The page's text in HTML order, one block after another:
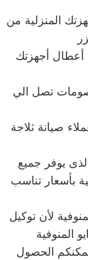
المنزلية من
أعطال أجهزتك
تصل الي
صيانة ثلاجة
يوفر جميع
بأسعار تناسب
لأن توكيل
المنوفية
الحصول